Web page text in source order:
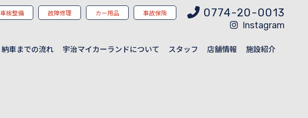
車検整備 故障修理 カー用品 事故保険 0774-20-0013
Instagram
納車までの流れ 宇治マイカーランドについて スタッフ 店舗情報 施設紹介